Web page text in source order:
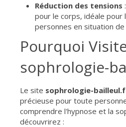
Réduction des tensions
pour le corps, idéale pour
personnes en situation
Pourquoi
sophrologie-
Le site sophrologie-
précieuse pour toute
comprendre l'hypnose et la
découvrirez :